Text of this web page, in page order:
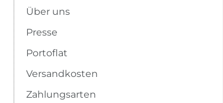
Über uns
Presse
Portoflat
Versandkosten
Zahlungsarten